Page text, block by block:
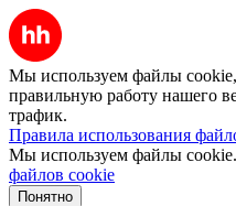
Мы используем файлы
правильную работу нашего
трафик.
Правила использования
Мы используем файлы cookie.
файлов cookie
Понятно